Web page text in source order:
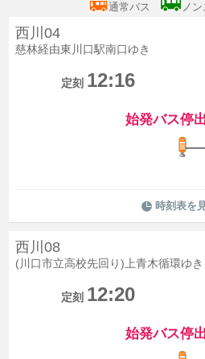
通常バス ノ
西川04
慈林経由東川口駅南口ゆき
定刻 12:16
始発バス停
時刻表を
西川08
(川口市立高校先回り)上青木循環ゆき
定刻 12:20
始発バス停